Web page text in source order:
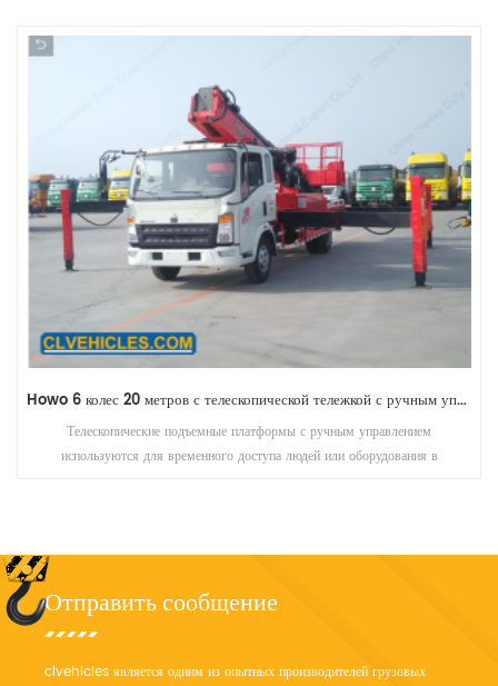
Howo 6 колес 20 метров с телескопической тележкой с ручным управлением, смонтированные на грузовых платформах
Телескопические подъемные платформы с ручным управлением
используются для временного доступа людей или оборудования в
Отправить сообщение
clvehicles является одним из опытных производителей грузовых